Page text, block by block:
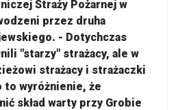
Straży Pożarnej w
przez druha
- Dotychczas
"starzy" strażacy, ale w
strażacy i strażaczki
to wyróżnienie, że
skład warty przy Grobie